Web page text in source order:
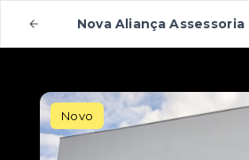
Nova Aliança
Novo